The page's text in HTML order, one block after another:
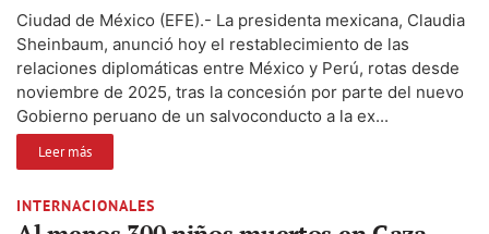
Ciudad de México (EFE).- La presidenta mexicana, Claudia
Sheinbaum, anunció hoy el restablecimiento de las
relaciones diplomáticas entre México y Perú, rotas desde
noviembre de 2025, tras la concesión por parte del nuevo
Gobierno peruano de un salvoconducto a la ex...
Leer más
INTERNACIONALES